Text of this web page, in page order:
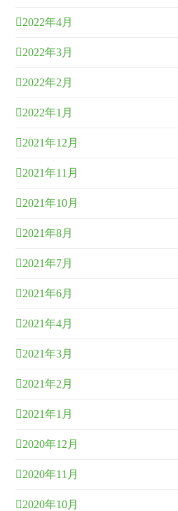
2022年4月
2022年3月
2022年2月
2022年1月
2021年12月
2021年11月
2021年10月
2021年8月
2021年7月
2021年6月
2021年4月
2021年3月
2021年2月
2021年1月
2020年12月
2020年11月
2020年10月